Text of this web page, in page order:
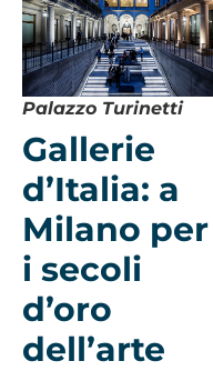
Palazzo Turinetti
Gallerie
d’Italia: a
Milano per
i secoli
d’oro
dell’arte